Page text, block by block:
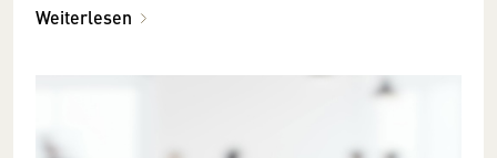
Weiterlesen